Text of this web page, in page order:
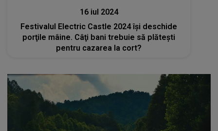
16 iul 2024
Festivalul Electric Castle 2024 îşi deschide
porţile mâine. Câţi bani trebuie să plăteşti
pentru cazarea la cort?